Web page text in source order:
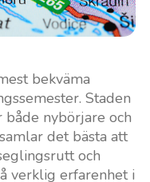
bekväma
Staden
nybörjare och
det bästa att
och
verklig erfarenhet i